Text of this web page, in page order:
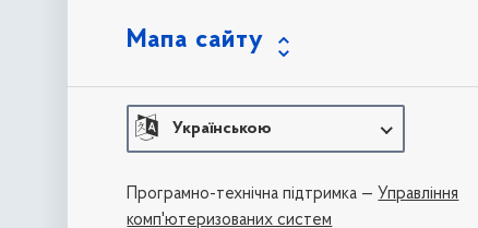
Мапа сайту
Українською
Програмно-технічна підтримка — Управління
комп'ютеризованих систем